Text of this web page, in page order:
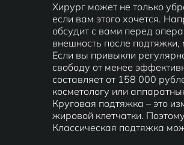
Хирург может не только
если вам этого хочется.
обсудит с вами перед
внешность после
Если вы привыкли
свободу от менее
составляет от 158 000
косметологу или
Круговая подтяжка – это
жировой клетчатки.
Классическая подтяжка